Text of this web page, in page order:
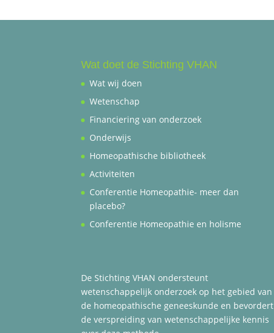
Wat doet de Stichting VHAN
Wat wij doen
Wetenschap
Financiering van onderzoek
Onderwijs
Homeopathische bibliotheek
Activiteiten
Conferentie Homeopathie- meer dan
placebo?
Conferentie Homeopathie en holisme
De Stichting VHAN ondersteunt
wetenschappelijk onderzoek op het gebied van
de homeopathische geneeskunde en bevordert
de verspreiding van wetenschappelijke kennis